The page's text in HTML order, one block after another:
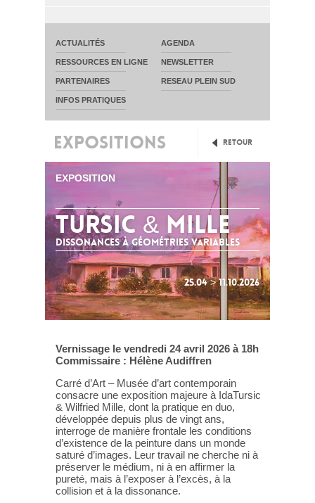
ACTUALITÉS AGENDA
RESSOURCES EN LIGNE NEWSLETTER
PARTENAIRES RESEAU PLEIN SUD
INFOS PRATIQUES
EXPOSITIONS Retour
EXPOSITION
TURSIC & MILLE
Dissonances à géométries variables
25.04 > 11.10.2026
Vernissage le vendredi 24 avril 2026 à 18h
Commissaire : Hélène Audiffren
Carré d’Art – Musée d’art contemporain
consacre une exposition majeure à IdaTursic
& Wilfried Mille, dont la pratique en duo,
développée depuis plus de vingt ans,
interroge de manière frontale les conditions
d’existence de la peinture dans un monde
saturé d’images. Leur travail ne cherche ni à
préserver le médium, ni à en affirmer la
pureté, mais à l’exposer à l’excès, à la
collision et à la dissonance.